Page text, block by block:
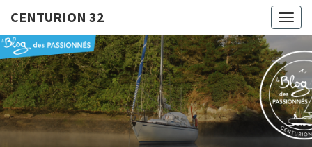
CENTURION 32
32
Le Blog
Des
Passionnés